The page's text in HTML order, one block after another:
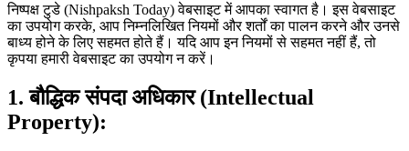
निष्पक्ष टुडे (Nishpaksh Today) वेबसाइट में आपका स्वागत है। इस वेबसाइट
का उपयोग करके, आप निम्नलिखित नियमों और शर्तों का पालन करने और उनसे
बाध्य होने के लिए सहमत होते हैं। यदि आप इन नियमों से सहमत नहीं हैं, तो
कृपया हमारी वेबसाइट का उपयोग न करें।
1. बौद्धिक संपदा अधिकार (Intellectual
Property):